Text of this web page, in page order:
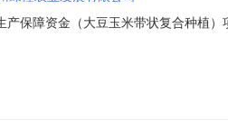
保障资金（大豆玉米带状复合种植
凉山彝族自治州西昌市川兴镇联系